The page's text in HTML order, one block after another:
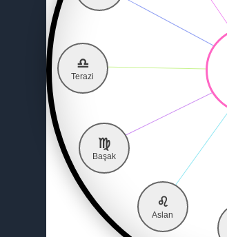
♌
Aslan
♍
Başak
♎
Terazi